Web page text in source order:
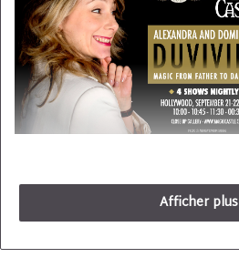
Afficher plus